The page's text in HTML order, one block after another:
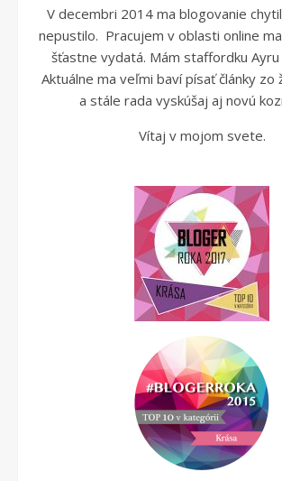
V decembri 2014 ma blogovanie
nepustilo. Pracujem v oblasti online
šťastne vydatá. Mám staffordku Ayru
Aktuálne ma veľmi baví písať články zo
a stále rada vyskúšaj aj novú
Vítaj v mojom svete.